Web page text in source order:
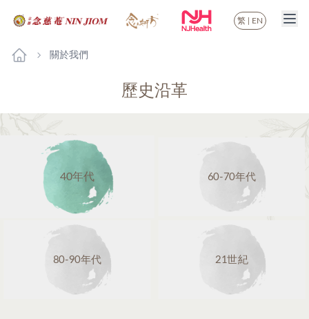
繁 EN
關於我們
歷史沿革
40年代 60-70年代
80-90年代 21世紀